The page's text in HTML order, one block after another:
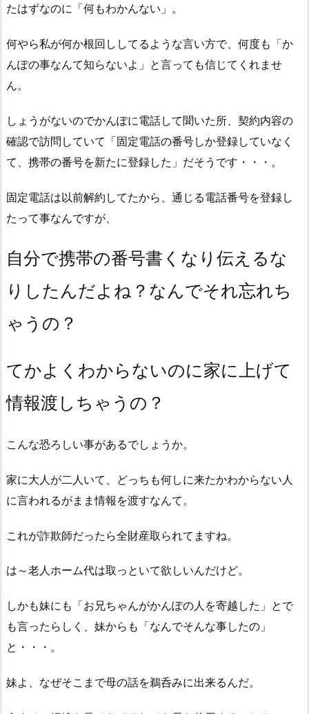
たはずなのに「何もわかんない」。
何やら私が何か根回ししてるような言い方で、何度も「か
んぽの事なんて知らないよ」と言っても信じてくれませ
ん。
しょうがないのでかんぽに電話して聞いた所、契約内容の
確認で訪問していて「固定電話の番号しか登録していなく
て、携帯の番号を新たに登録した」だそうです・・・。
固定電話は以前解約してたから、通じる電話番号を登録し
たって事なんですが、
自分で携帯の番号書くなり伝えるな
りしたんだよね？なんでそれ忘れち
ゃうの？
てかよくわからないのに家に上げて
情報渡しちゃうの？
こんな恐ろしい事があるでしょうか。
家に大人が二人いて、どっちも何しに来たかわからない人
に言われるがまま情報を渡すなんて。
これが詐欺師だったら全財産取られてますね。
は～老人ホーム代は取っといて欲しいんだけど。
しかも妹にも「お兄ちゃんがかんぽの人を寄越した」とで
も言ったらしく、妹からも「なんでそんな事したの」
と・・・。
妹よ、なぜそこまで母の話を鵜呑みに出来るんだ。